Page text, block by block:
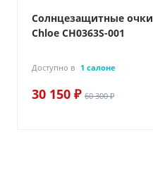
Солнцезащитные очки
Chloe CH0363S-001
Доступно в 1 салоне
30 150 ₽ 60 300 ₽